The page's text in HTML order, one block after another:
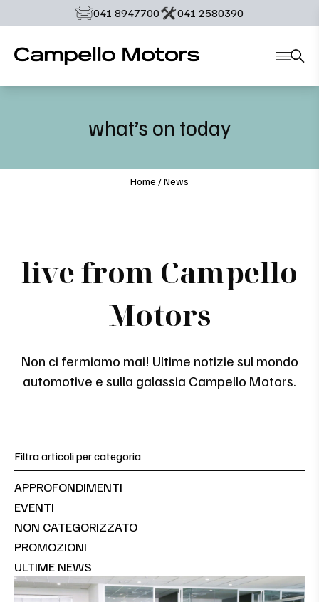
‭041 8947700‬ ‭041 2580390‬
what’s on today
Home /News
live from Campello
Motors
Non ci fermiamo mai! Ultime notizie sul mondo
automotive e sulla galassia Campello Motors.
Filtra articoli per categoria
APPROFONDIMENTI
EVENTI
NON CATEGORIZZATO
PROMOZIONI
ULTIME NEWS